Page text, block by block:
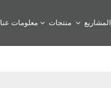
معلومات عنا المشاريع